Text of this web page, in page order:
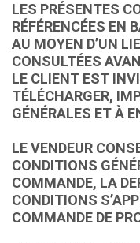
LES PRÉSENTES
RÉFÉRENCÉES EN
AU MOYEN D’UN
CONSULTÉES
LE CLIENT EST
TÉLÉCHARGER,
GÉNÉRALES ET À
LE VENDEUR
CONDITIONS
COMMANDE, LA
CONDITIONS
COMMANDE DE